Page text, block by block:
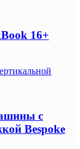
16+
с
Bespoke